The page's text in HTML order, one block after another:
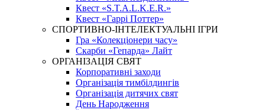
Квест «S.T.A.L.K.E.R.»
Квест «Гаррі Поттер»
СПОРТИВНО-ІНТЕЛЕКТУАЛЬНІ ІГРИ
Гра «Колекціонери часу»
Скарби «Гепарда» Лайт
ОРГАНІЗАЦІЯ СВЯТ
Корпоративні заходи
Організація тимбілдингів
Організація дитячих свят
День Народження